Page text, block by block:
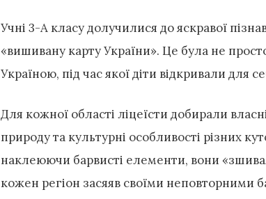
Учні 3-А класу долучилися до яскравої
«вишивану карту України». Це була не
Україною, під час якої діти відкривали для
Для кожної області ліцеїсти добирали
природу та культурні особливості різних
наклеюючи барвисті елементи, вони
кожен регіон засяяв своїми неповторними